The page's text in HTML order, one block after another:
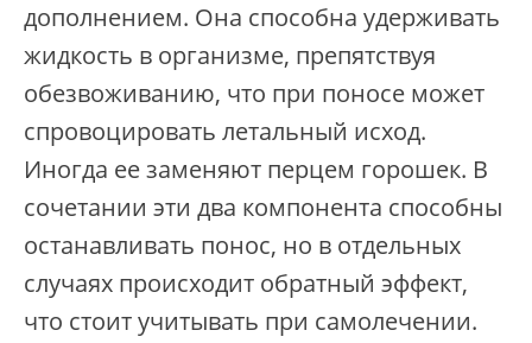
дополнением. Она способна удерживать
жидкость в организме, препятствуя
обезвоживанию, что при поносе может
спровоцировать летальный исход.
Иногда ее заменяют перцем горошек. В
сочетании эти два компонента способны
останавливать понос, но в отдельных
случаях происходит обратный эффект,
что стоит учитывать при самолечении.